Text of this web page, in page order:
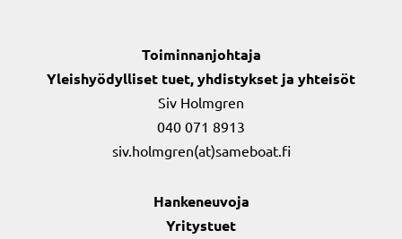
Toiminnanjohtaja
Yleishyödylliset tuet, yhdistykset ja yhteisöt
Siv Holmgren
040 071 8913
siv.holmgren(at)sameboat.fi
Hankeneuvoja
Yritystuet